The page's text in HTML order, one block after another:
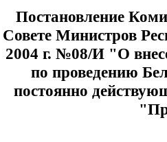
Постановление
Совете Министров
2004 г. №08/И "О
по проведению
постоянно